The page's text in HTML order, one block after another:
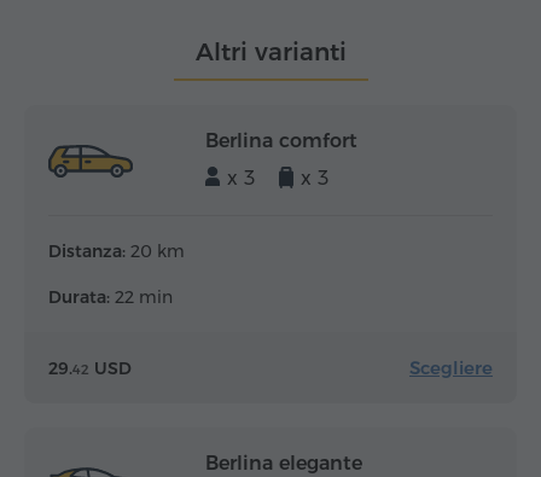
Altri varianti
Berlina comfort
x 3
x 3
Distanza: 20 km
Durata: 22 min
29.42 USD Scegliere
Berlina elegante